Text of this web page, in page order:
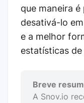
que maneira
desativá-lo
e a melhor
estatísticas
Breve
A Snov.io